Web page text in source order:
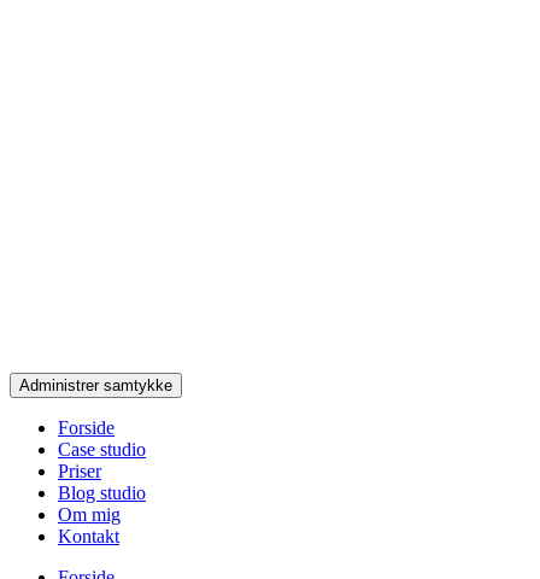
Administrer samtykke
Forside
Case studio
Priser
Blog studio
Om mig
Kontakt